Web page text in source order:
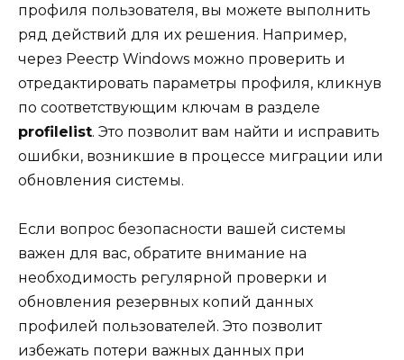
профиля пользователя, вы можете выполнить
ряд действий для их решения. Например,
через Реестр Windows можно проверить и
отредактировать параметры профиля, кликнув
по соответствующим ключам в разделе
profilelist. Это позволит вам найти и исправить
ошибки, возникшие в процессе миграции или
обновления системы.
Если вопрос безопасности вашей системы
важен для вас, обратите внимание на
необходимость регулярной проверки и
обновления резервных копий данных
профилей пользователей. Это позволит
избежать потери важных данных при